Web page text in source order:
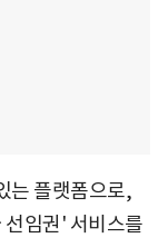
는 플랫폼으로,
임권' 서비스를